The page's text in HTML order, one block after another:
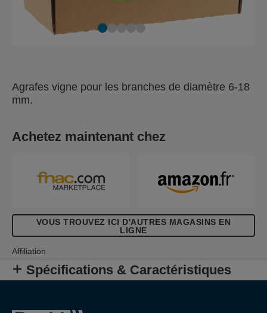
Agrafes vigne pour les branches de diamètre 6-18
mm.
Achetez maintenant chez
VOUS TROUVEZ ICI D'AUTRES MAGASINS EN
LIGNE
Affiliation
Spécifications & Caractéristiques